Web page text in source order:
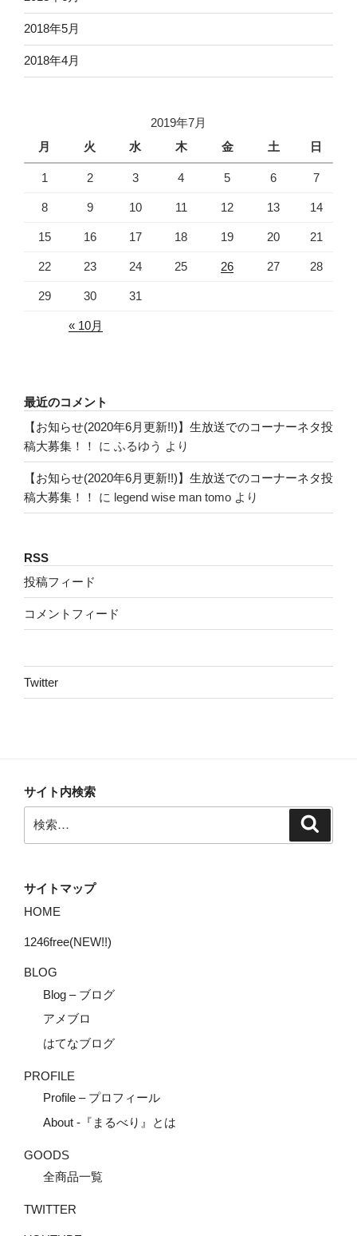
2018年5月
2018年4月
2019年7月
月
火 水 木 金 土 日
1 2 3 4 5 6 7
8 9 10 11 12 13 14
15 16 17 18 19 20 21
22 23 24 25 26 27 28
29 30 31
« 10月
最近のコメント
【お知らせ(2020年6月更新!!)】生放送でのコーナーネタ投
稿大募集！！
に ふるゆう より
【お知らせ(2020年6月更新!!)】生放送でのコーナーネタ投
稿大募集！！
に legend wise man tomo より
RSS
投稿フィード
コメントフィード
Twitter
サイト内検索
索:
サイトマップ
HOME
1246free(NEW!!)
BLOG
Blog – ブログ
アメブロ
はてなブログ
PROFILE
Profile – プロフィール
About -『まるべり』とは
GOODS
全商品一覧
TWITTER